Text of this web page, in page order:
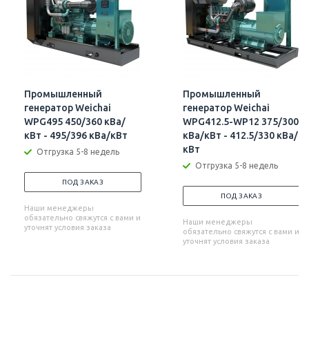
Промышленный
генератор Weichai
WPG495 450/360 кВа/
кВт - 495/396 кВа/кВт
Отгрузка 5-8 недель
ПОД ЗАКАЗ
Наши менеджеры
обязательно свяжутся с вами и
уточнят условия заказа
Промышленный
генератор Weichai
WPG412.5-WP12 375/300
кВа/кВт - 412.5/330 кВа/
кВт
Отгрузка 5-8 недель
ПОД ЗАКАЗ
Наши менеджеры
обязательно свяжутся с вами и
уточнят условия заказа